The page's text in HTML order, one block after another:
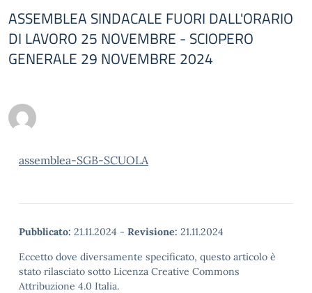
ASSEMBLEA SINDACALE FUORI DALL'ORARIO
DI LAVORO 25 NOVEMBRE - SCIOPERO
GENERALE 29 NOVEMBRE 2024
assemblea-SGB-SCUOLA
Pubblicato: 21.11.2024 - Revisione: 21.11.2024
Eccetto dove diversamente specificato, questo articolo è
stato rilasciato sotto Licenza Creative Commons
Attribuzione 4.0 Italia.